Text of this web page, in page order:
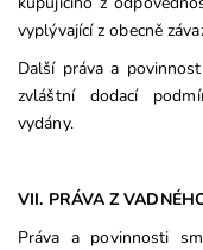
vyplývající z obecně
Další práva a
zvláštní dodací
vydány.
VII. PRÁVA Z
Práva a povinnosti